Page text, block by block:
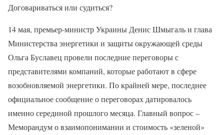
Договариваться или судиться?
14 мая, премьер-министр Украины Денис Шмыгаль и глава
Министерства энергетики и защиты окружающей среды
Ольга Буславец провели последние переговоры с
представителями компаний, которые работают в сфере
возобновляемой энергетики. По крайней мере, последнее
официальное сообщение о переговорах датировалось
именно серединой прошлого месяца. Главный вопрос –
Меморандум о взаимопонимании и стоимость «зеленой»